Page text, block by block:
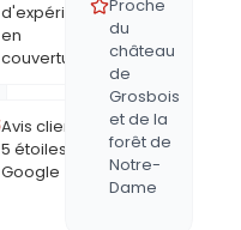
d'expérience
en
couverture
Avis clients
5 étoiles
Google
Proche
du
château
de
Grosbois
et de la
forêt de
Notre-
Dame